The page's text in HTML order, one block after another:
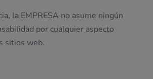
la EMPRESA no asume ningún
por cualquier aspecto
sitios web.